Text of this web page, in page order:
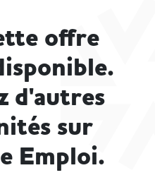
offre
d'autres
sur
Emploi.